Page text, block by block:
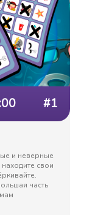
#1
и неверные
свои
часть